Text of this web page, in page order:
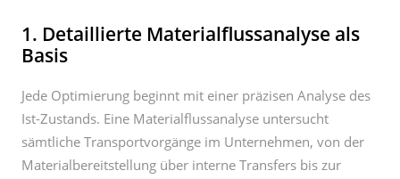
Jede Optimierung beginnt mit einer präzisen Analyse des
Ist-Zustands. Eine Materialflussanalyse untersucht
Materialbereitstellung über interne Transfers bis zur
Auslagerung. Sie zeigt, welche Wege häufig genutzt
werden, wo Engpässe entstehen und welche Transporte
unnötig sind. Dazu werden Transportmengen,